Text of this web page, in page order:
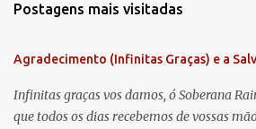
e
t
á
r
Postagens mais visitadas
Agradecimento (Infinitas Graças) e a
Infinitas graças vos damos, ó Soberana
que todos os dias recebemos de vossas